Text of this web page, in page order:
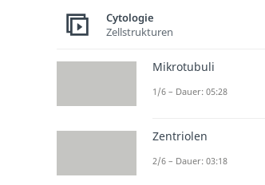
Cytologie
Zellstrukturen
Mikrotubuli
1/6 – Dauer: 05:28
Zentriolen
2/6 – Dauer: 03:18